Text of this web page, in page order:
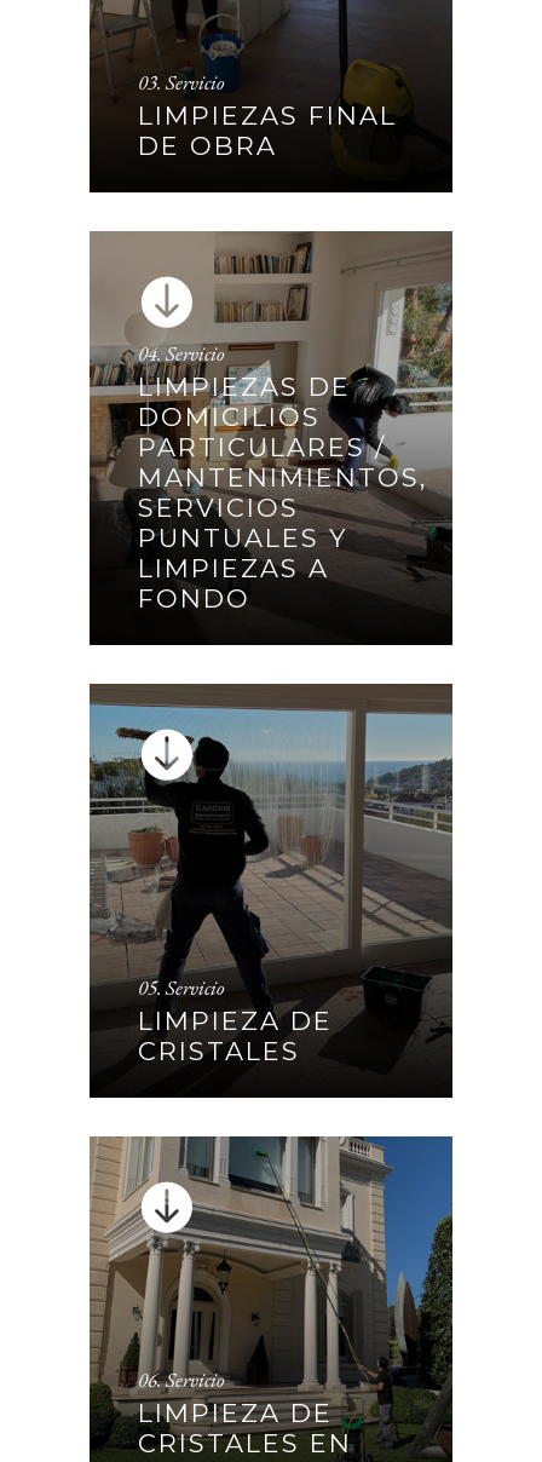
03. Servicio
LIMPIEZAS FINAL
DE OBRA
LIMPIEZAS FINAL DE OBRA
CONTINUAR
04. Servicio
LIMPIEZAS DE
DOMICILIOS
PARTICULARES /
MANTENIMIENTOS,
SERVICIOS
PUNTUALES Y
LIMPIEZAS A
FONDO
LIMPIEZAS DE DOMICILIOS
PARTICULARES /
MANTENIMIENTOS,
SERVICIOS PUNTUALES Y
LIMPIEZAS A FONDO
CONTINUAR
05. Servicio
LIMPIEZA DE
CRISTALES
LIMPIEZA DE CRISTALES
CONTINUAR
06. Servicio
LIMPIEZA DE
CRISTALES EN
LIMPIEZA DE CRISTALES
EN ALTURA CON AGUA
PURA